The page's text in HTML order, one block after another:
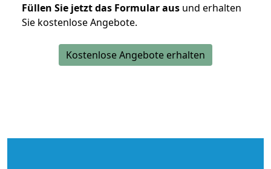
Füllen Sie jetzt das Formular aus und erhalten
Sie kostenlose Angebote.
Kostenlose Angebote erhalten